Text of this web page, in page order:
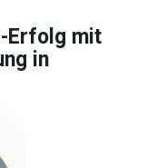
Erfolg mit
in